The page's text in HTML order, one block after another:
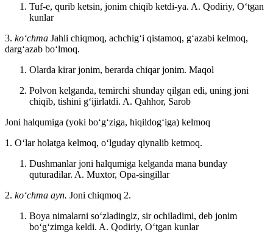
Tuf-e, qurib ketsin, jonim chiqib ketdi-ya. A. Qodiriy, Oʻtgan
kunlar
3. koʻchma Jahli chiqmoq, achchigʻi qistamoq, gʻazabi kelmoq,
dargʻazab boʻlmoq.
Olarda kirar jonim, berarda chiqar jonim. Maqol
Polvon kelganda, temirchi shunday qilgan edi, uning joni
chiqib, tishini gʻijirlatdi. A. Qahhor, Sarob
Joni halqumiga (yoki boʻgʻziga, hiqildogʻiga) kelmoq
1. Oʻlar holatga kelmoq, oʻlguday qiynalib ketmoq.
Dushmanlar joni halqumiga kelganda mana bunday
quturadilar. A. Muxtor, Opa-singillar
2. koʻchma ayn. Joni chiqmoq 2.
Boya nimalarni soʻzladingiz, sir ochiladimi, deb jonim
boʻgʻzimga keldi. A. Qodiriy, Oʻtgan kunlar